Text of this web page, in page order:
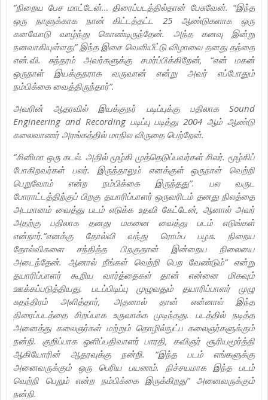
“நிறைய பேச மாட்டேன்… திரைப்படத்தில்தான் பேசுவேன். “இந்த
ஒரு நாளுக்காக நான் கிட்டத்தட்ட 25 ஆண்டுகளாக ஒரு
கனவோடு வாழ்ந்து கொண்டிருந்தேன். அந்த கனவு இன்று
நனவாகியுள்ளது” இந்த இசை வெளியீட்டு விழாவை தனது தந்தை
என்.வி. சுந்தரம் அவர்களுக்கு சமர்ப்பிக்கிறேன், “என் மகன்
ஒருநாள் இயக்குநராக வருவான் என்று அவர் எப்போதும்
நம்பிக்கை வைத்திருந்தார்”.
அவரின் ஆதரவில் இயக்குநர் படிப்புக்கு பதிலாக Sound
Engineering and Recording படிப்பு படித்து 2004 ஆம் ஆண்டு
கலைவாணர் அரங்கத்தில் மாநில விருதை பெற்றேன்.
“சினிமா ஒரு கடல். அதில் மூழ்கி முத்தெடுப்பவர்கள் சிலர். மூழ்கிப்
போகிறவர்கள் பலர். இருந்தாலும் எனக்குள் ஒருநாள் வெற்றி
பெறுவோம் என்ற நம்பிக்கை இருந்தது”. பல வருட
போராட்டத்திற்குப் பிறகு தயாரிப்பாளர் ஒருவரிடம் தனது நிலத்தை
அடமானம் வைத்து படம் எடுக்க உதவி கேட்டேன், ஆனால் அவர்
அதற்கு பதிலாக தனது மகனை வைத்து படம் எடுங்கள்
என்றார்.“எனக்கு தோல்வி வந்து ரொம்ப பழசு. நிறைய
தோல்விகளை சந்தித்த பிறகுதான் இன்றைய நிலையை
அடைந்தேன். ஆனால் நீங்கள் வெற்றி பெற வேண்டும்” என்று
தயாரிப்பாளர் கூறிய வார்த்தைகள் தான் என்னை மிகவும்
ஊக்கப்படுத்தியது. படப்பிடிப்பு முழுவதும் தயாரிப்பாளர் முழு
சுதந்திரம் அளித்தார், அதனால் தான் என்னால் இந்த
திரைப்படத்தை சிறப்பாக உருவாக்க முடிந்தது. படத்தில் நடித்த
அனைத்து கலைஞர்கள் மற்றும் தொழில்நுட்ப கலைஞர்களுக்கும்
நன்றி. குறிப்பாக ஒளிப்பதிவாளர் பாரதி, கவிஞர் சூரியமூர்த்தி
ஆகியோரின் ஆதரவுக்கு நன்றி. “இந்த படம் எங்களுக்கு
அனைவருக்கும் ஒரு பெரிய பயணம். நிச்சயமாக இந்த படம்
வெற்றி பெறும் என்ற நம்பிக்கை இருக்கிறது” அனைவருக்கும்
நன்றி.